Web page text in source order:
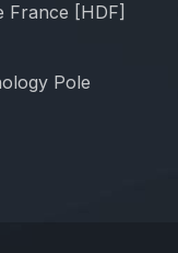
France [HDF]
Pole